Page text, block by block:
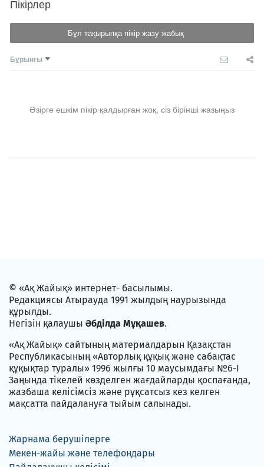
Пікірлер
Бұл тақырыпқа пікір жазу жабық
Бұрынғы
Әзірге ешкім пікір қалдырған жоқ, сіз бірінші жазыңыз
© «Ақ Жайық» интернет- басылымы.
Редакциясы Атырауда 1991 жылдың наурызында
құрылды.
Негізін қалаушы Әбділда Мұқашев.
«Ақ Жайық» сайтының материалдарын Қазақстан
Республикасының «Авторлық құқық және сабақтас
құқықтар туралы» 1996 жылғы 10 маусымдағы №6-I
Заңында тікелей көзделген жағдайларды қоспағанда,
жазбаша келісімсіз және рұқсатсыз кез келген
мақсатта пайдалануға тыйым салынады.
Жарнама берушілерге
Мекен-жайы және телефондары